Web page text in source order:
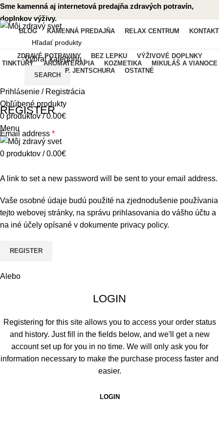
Sme kamenná aj internetová predajňa zdravých potravín,
doplnkov výživy.
BLOG KAMENNÁ PREDAJŇA RELAX CENTRUM KONTAKT
Vybrať kategóriu
SEARCH
Prihlásenie / Registrácia
Obľúbené produkty
0produktov / 0.00€
Menu
0 produktov / 0.00€
ZDRAVÉ POTRAVINY BEZ LEPKU
VÝŽIVOVÉ DOPLNKY
TINKTÚRY
AROMATERAPIA KOZMETIKA
MIKULÁŠ A VIANOCE
P. JENTSCHURA
OSTATNÉ
REGISTER
Email address *
A link to set a new password will be sent to your email address.
Vaše osobné údaje budú použité na zjednodušenie používania
tejto webovej stránky, na správu prihlasovania do vášho účtu a
na iné účely opísané v dokumente privacy policy.
REGISTER
Alebo
LOGIN
Registering for this site allows you to access your order status
and history. Just fill in the fields below, and we'll get a new
account set up for you in no time. We will only ask you for
information necessary to make the purchase process faster and
easier.
LOGIN